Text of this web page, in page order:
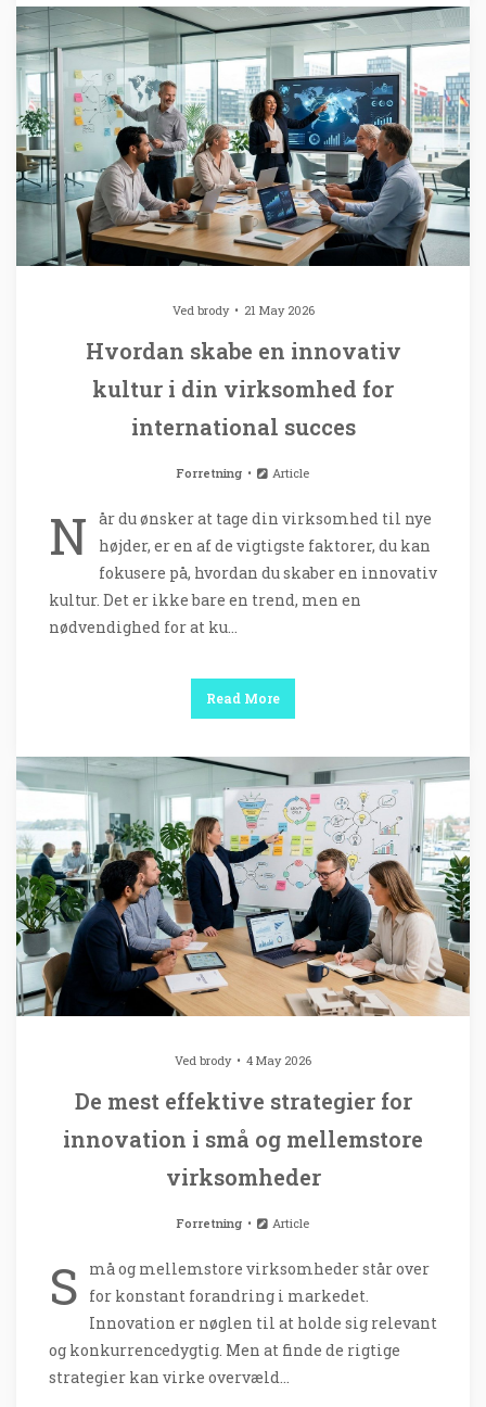
Ved brody 21 May 2026
Hvordan skabe en innovativ
kultur i din virksomhed for
international succes
Forretning Article
N
år du ønsker at tage din virksomhed til nye
højder, er en af de vigtigste faktorer, du kan
fokusere på, hvordan du skaber en innovativ
kultur. Det er ikke bare en trend, men en
nødvendighed for at ku…
Read More
Ved brody 4 May 2026
De mest effektive strategier for
innovation i små og mellemstore
virksomheder
Forretning Article
S
må og mellemstore virksomheder står over
for konstant forandring i markedet.
Innovation er nøglen til at holde sig relevant
og konkurrencedygtig. Men at finde de rigtige
strategier kan virke overvæld…